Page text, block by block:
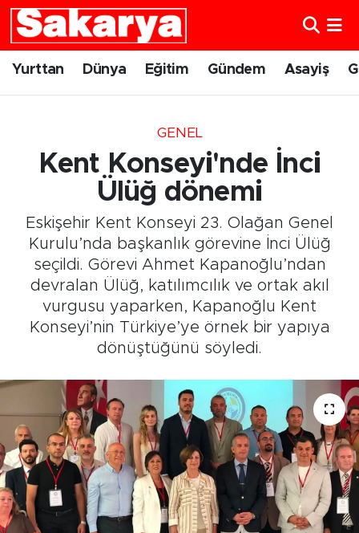
Yurttan Dünya Eğitim Gündem Asayiş
GENEL
Kent Konseyi'nde İnci
Ülüğ dönemi
Eskişehir Kent Konseyi 23. Olağan Genel
Kurulu’nda başkanlık görevine İnci Ülüğ
seçildi. Görevi Ahmet Kapanoğlu’ndan
devralan Ülüğ, katılımcılık ve ortak akıl
vurgusu yaparken, Kapanoğlu Kent
Konseyi’nin Türkiye’ye örnek bir yapıya
dönüştüğünü söyledi.
Yurttan
Gündem
Eskişehirspor
Spor
Sağlık
Kültür Sanat
Tarihçe
Resmi İlanlar
Söyleşi
Foto Şaka
Eskişehir Nöbetçi Eczaneler
Eskişehir Trafik Yoğunluk Haritası
Süper Lig Puan Durumu ve Fikstür
Tüm Manşetler
Son Dakika Haberleri
Haber Arşivi